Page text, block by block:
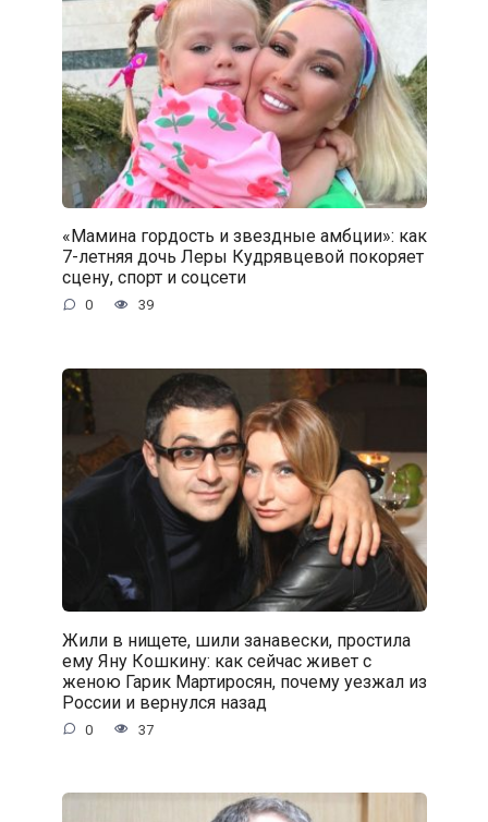
«Мамина гордость и звездные амбции»: как
7-летняя дочь Леры Кудрявцевой покоряет
сцену, спорт и соцсети
0 39
Жили в нищете, шили занавески, простила
ему Яну Кошкину: как сейчас живет с
женою Гарик Мартиросян, почему уезжал из
России и вернулся назад
0 37